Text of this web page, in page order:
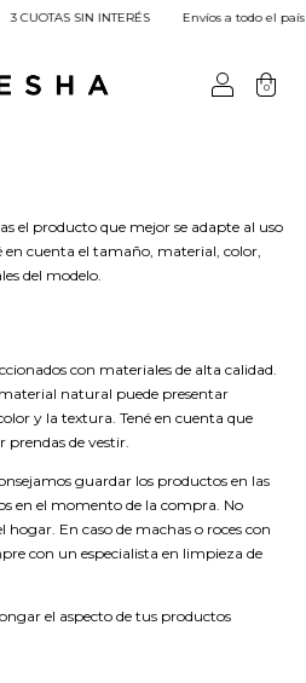
3 CUOTAS SIN INTERÉS Envíos a todo el país
0
el producto que mejor se adapte al uso
en cuenta el tamaño, material, color,
del modelo.
con materiales de alta calidad.
natural puede presentar
y la textura. Tené en cuenta que
prendas de vestir.
guardar los productos en las
en el momento de la compra. No
En caso de machas o roces con
con un especialista en limpieza de
el aspecto de tus productos